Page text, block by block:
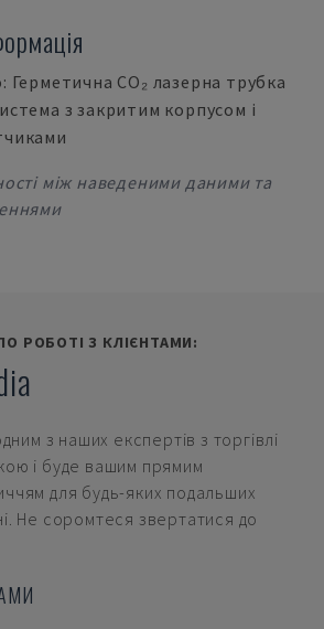
CO₂ лазерна трубка
з закритим корпусом і
між наведеними даними та
РОБОТІ З КЛІЄНТАМИ:
з наших експертів з торгівлі
і буде вашим прямим
для будь-яких подальших
Не соромтеся звертатися до